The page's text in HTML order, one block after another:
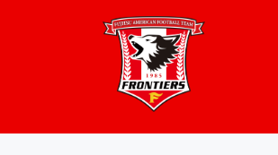
メインナビゲーション